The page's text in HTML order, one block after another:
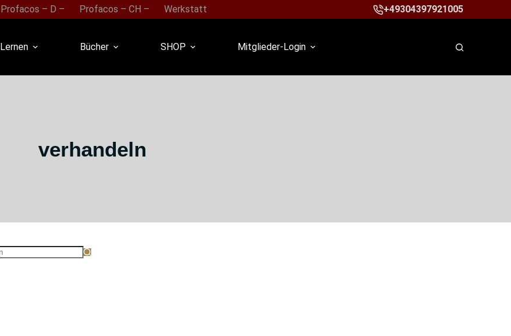
Profacos – D – Profacos – CH – Werkstatt +49304397921005
Lernen Bücher SHOP Mitglieder-Login
verhandeln